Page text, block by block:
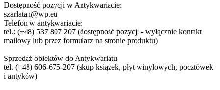
Dostępność pozycji w Antykwariacie:
szarlatan@wp.eu
Telefon w antykwariacie:
tel.: (+48) 537 807 207 (dostępność pozycji - wyłącznie kontakt
mailowy lub przez formularz na stronie produktu)
Sprzedaż obiektów do Antykwariatu
tel. (+48) 606-675-207 (skup książek, płyt winylowych, pocztówek
i antyków)